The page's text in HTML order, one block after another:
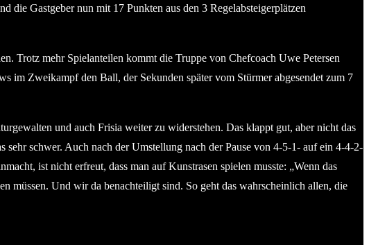
Gastgeber nun mit 17 Punkten aus den 3 Regelabsteigerplätzen
Trotz mehr Spielanteilen kommt die Truppe von Chefcoach Uwe Petersen
im Zweikampf den Ball, der Sekunden später vom Stürmer abgesendet zum 7
und auch Frisia weiter zu widerstehen. Das klappt gut, aber nicht das
schwer. Auch nach der Umstellung nach der Pause von 4-5-1- auf ein 4-4-2-
ist nicht erfreut, dass man auf Kunstrasen spielen musste: „Wenn das
müssen. Und wir da benachteiligt sind. So geht das wahrscheinlich allen, die